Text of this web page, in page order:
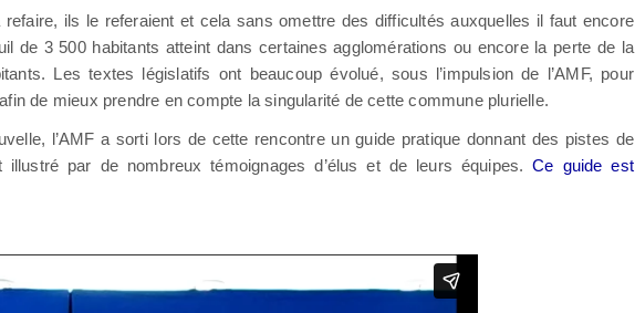
ils le referaient et cela sans omettre des difficultés auxquelles il faut encore
de 3 500 habitants atteint dans certaines agglomérations ou encore la perte de la
Les textes législatifs ont beaucoup évolué, sous l’impulsion de l’AMF, pour
de mieux prendre en compte la singularité de cette commune plurielle.
l’AMF a sorti lors de cette rencontre un guide pratique donnant des pistes de
par de nombreux témoignages d’élus et de leurs équipes.Ce guide est